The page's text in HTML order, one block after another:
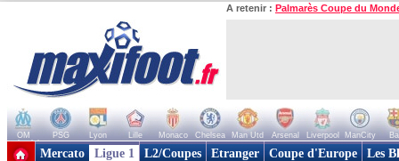
A retenir : Palmarès Coupe du
OM PSG Lyon Lille Monaco Chelsea Man Utd Arsenal Liverpool ManCity
+ de clubs
Mercato Ligue 1 L2/Coupes Etranger Coupe d'Europe Les